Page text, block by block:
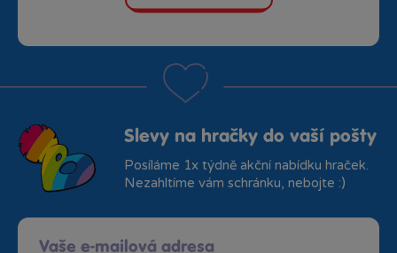
Slevy na hračky do vaší pošty
Posíláme 1x týdně akční nabídku hraček.
Nezahltíme vám schránku, nebojte :)